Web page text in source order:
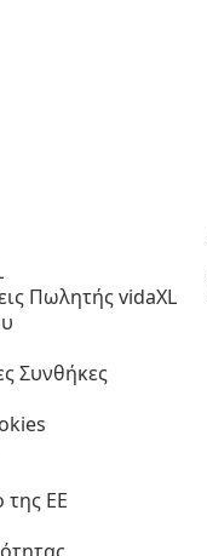
Πωλητής vidaXL
Συνθήκες
ΕΕ